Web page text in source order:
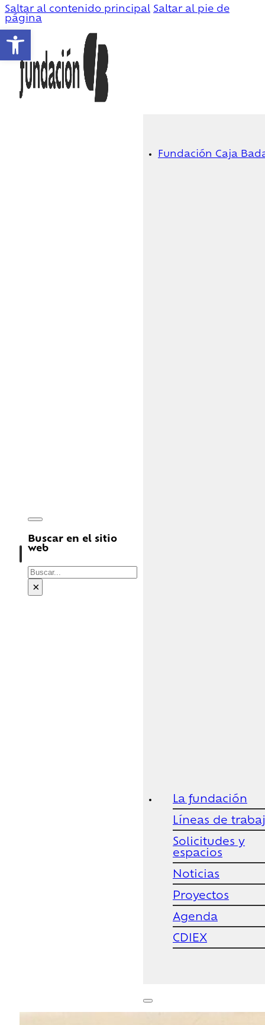
Abrir barra de herramientas
Saltar al contenido principal Saltar al pie de
página
Buscar en el sitio
web
Buscar
×
Fundación Caja
La fundación
Líneas de
Solicitudes y
espacios
Noticias
Proyectos
Agenda
CDIEX